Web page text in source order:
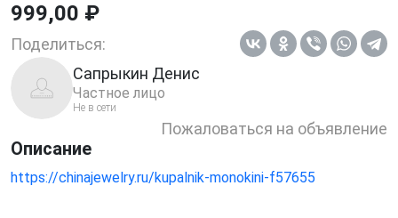
999,00 ₽
Поделиться:
Сапрыкин Денис
Частное лицо
Не в сети
Пожаловаться на объявление
Описание
https://chinajewelry.ru/kupalnik-monokini-f57655